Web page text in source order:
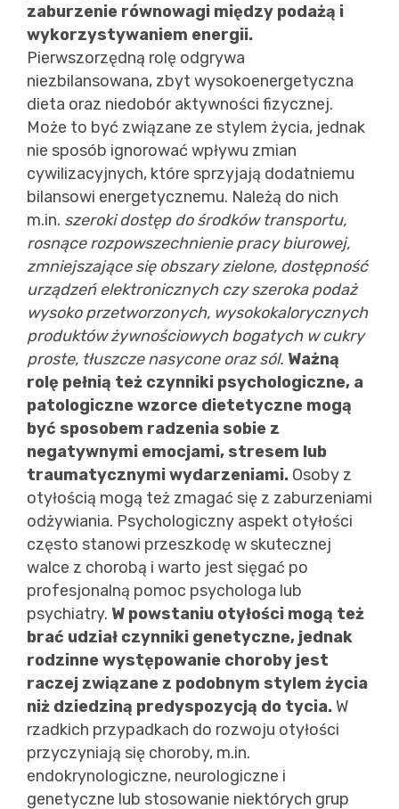
zaburzenie równowagi między podażą i
wykorzystywaniem energii.
Pierwszorzędną rolę odgrywa
niezbilansowana, zbyt wysokoenergetyczna
dieta oraz niedobór aktywności fizycznej.
Może to być związane ze stylem życia, jednak
nie sposób ignorować wpływu zmian
cywilizacyjnych, które sprzyjają dodatniemu
bilansowi energetycznemu. Należą do nich
m.in. szeroki dostęp do środków transportu,
rosnące rozpowszechnienie pracy biurowej,
zmniejszające się obszary zielone, dostępność
urządzeń elektronicznych czy szeroka podaż
wysoko przetworzonych, wysokokalorycznych
produktów żywnościowych bogatych w cukry
proste, tłuszcze nasycone oraz sól. Ważną
rolę pełnią też czynniki psychologiczne, a
patologiczne wzorce dietetyczne mogą
być sposobem radzenia sobie z
negatywnymi emocjami, stresem lub
traumatycznymi wydarzeniami. Osoby z
otyłością mogą też zmagać się z zaburzeniami
odżywiania. Psychologiczny aspekt otyłości
często stanowi przeszkodę w skutecznej
walce z chorobą i warto jest sięgać po
profesjonalną pomoc psychologa lub
psychiatry. W powstaniu otyłości mogą też
brać udział czynniki genetyczne, jednak
rodzinne występowanie choroby jest
raczej związane z podobnym stylem życia
niż dziedziną predyspozycją do tycia.W
rzadkich przypadkach do rozwoju otyłości
przyczyniają się choroby, m.in.
endokrynologiczne, neurologiczne i
genetyczne lub stosowanie niektórych grup